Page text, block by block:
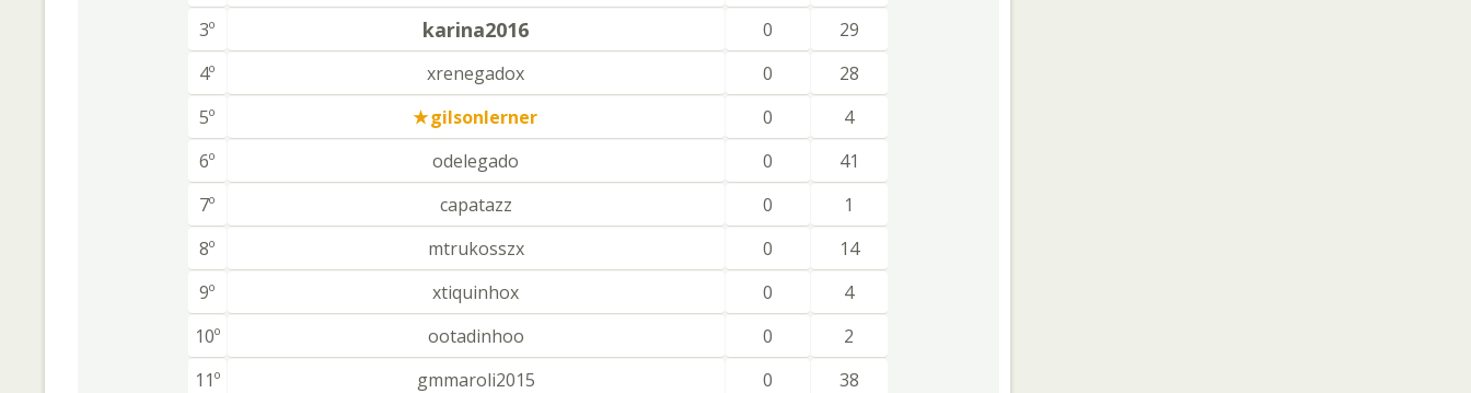
3º
karina2016 0
29
4º
xrenegadox 0
28
5º
gilsonlerner 0
4
6º
odelegado 0
41
7º
capatazz 0
1
8º
mtrukosszx 0
14
9º
xtiquinhox 0
4
10º
ootadinhoo 0
2
11º
gmmaroli2015 0
38